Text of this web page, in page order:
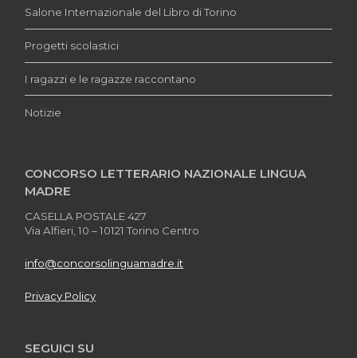
Salone Internazionale del Libro di Torino
Progetti scolastici
I ragazzi e le ragazze raccontano
Notizie
CONCORSO LETTERARIO NAZIONALE LINGUA
MADRE
CASELLA POSTALE 427
Via Alfieri, 10 – 10121 Torino Centro
info@concorsolinguamadre.it
Privacy Policy
SEGUICI SU